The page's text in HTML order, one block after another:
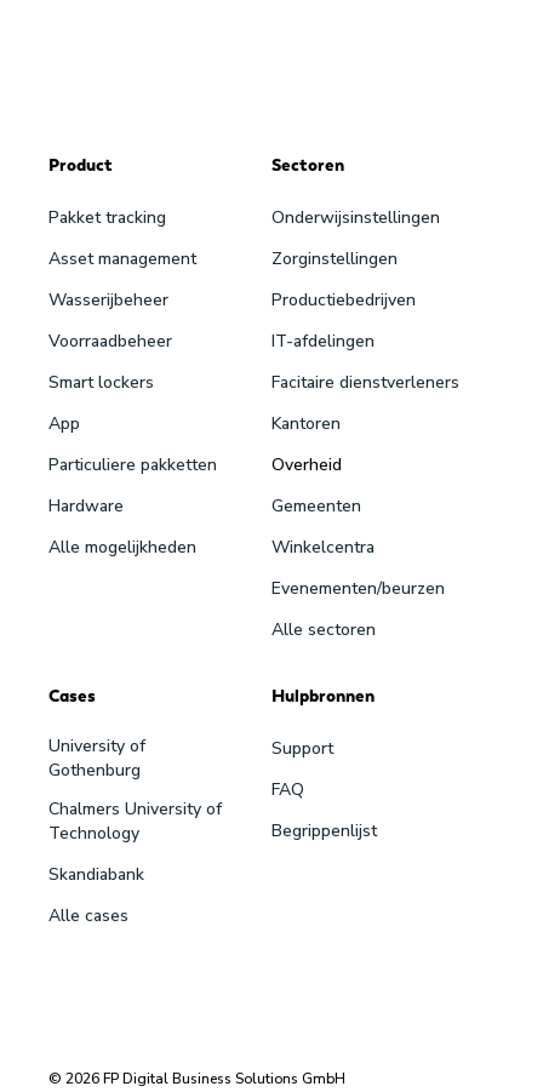
Product
Pakket tracking
Asset management
Wasserijbeheer
Voorraadbeheer
Smart lockers
App
Particuliere pakketten
Hardware
Alle mogelijkheden
Sectoren
Onderwijsinstellingen
Zorginstellingen
Productiebedrijven
IT-afdelingen
Facitaire dienstverleners
Kantoren
Overheid
Gemeenten
Winkelcentra
Evenementen/beurzen
Alle sectoren
Cases
University of
Gothenburg
Chalmers University of
Technology
Skandiabank
Alle cases
Hulpbronnen
Support
FAQ
Begrippenlijst
© 2026 FP Digital Business Solutions GmbH